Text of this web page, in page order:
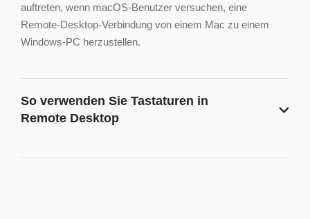
auftreten, wenn macOS-Benutzer versuchen, eine
Remote-Desktop-Verbindung von einem Mac zu einem
Windows-PC herzustellen.
So verwenden Sie Tastaturen in
Remote Desktop